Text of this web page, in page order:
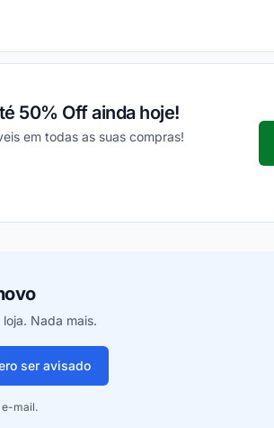
50% Off ainda hoje!
em todas as suas compras!
Nada mais.
ser avisado
e-mail.